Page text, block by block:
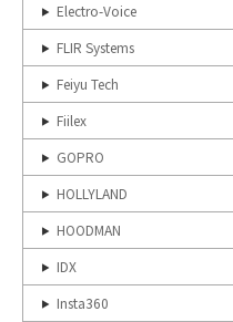
Electro-Voice
FLIR Systems
Feiyu Tech
Fiilex
GOPRO
HOLLYLAND
HOODMAN
IDX
Insta360